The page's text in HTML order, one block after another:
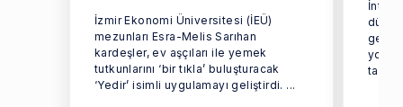
İzmir Ekonomi Üniversitesi (İEÜ)
mezunları Esra-Melis Sarıhan
kardeşler, ev aşçıları ile yemek
tutkunlarını ‘bir tıkla’ buluşturacak
‘Yedir’ isimli uygulamayı geliştirdi. ...